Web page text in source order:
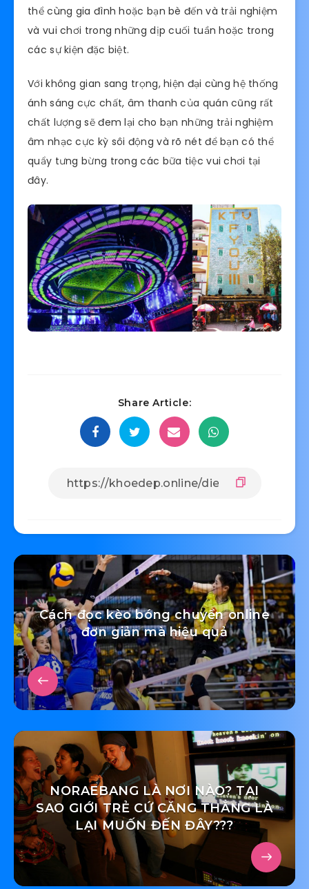
thể cùng gia đình hoặc bạn bè đến và trải nghiệm
và vui chơi trong những dịp cuối tuần hoặc trong
các sự kiện đặc biệt.
Với không gian sang trọng, hiện đại cùng hệ thống
ánh sáng cực chất, âm thanh của quán cũng rất
chất lượng sẽ đem lại cho bạn những trải nghiệm
âm nhạc cực kỳ sôi động và rõ nét để bạn có thể
quẩy tưng bừng trong các bữa tiệc vui chơi tại
đây.
Share Article:
Cách đọc kèo bóng chuyền online
đơn giản mà hiệu quả
NORAEBANG LÀ NƠI NÀO? TẠI
SAO GIỚI TRẺ CỨ CĂNG THẲNG LÀ
LẠI MUỐN ĐẾN ĐÂY???